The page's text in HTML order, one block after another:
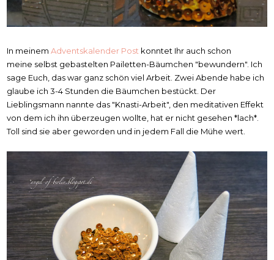
In meinemAdventskalender Post konntet Ihr auch schon
meine selbst gebastelten Pailetten-Bäumchen "bewundern". Ich
sage Euch, das war ganz schön viel Arbeit. Zwei Abende habe ich
glaube ich 3-4 Stunden die Bäumchen bestückt. Der
Lieblingsmann nannte das "Knasti-Arbeit", den meditativen Effekt
von dem ich ihn überzeugen wollte, hat er nicht gesehen *lach*.
Toll sind sie aber geworden und in jedem Fall die Mühe wert.